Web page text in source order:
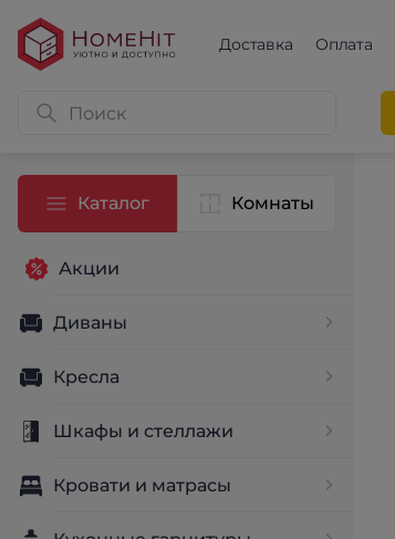
Доставка Оплата
Каталог Комнаты
Акции
Диваны
Кресла
Шкафы и стеллажи
Кровати и матрасы